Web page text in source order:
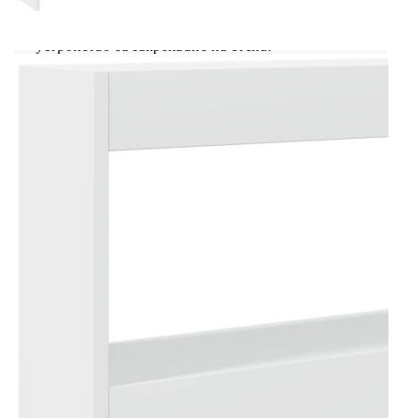
предотвратите преобръщане, този продукт
Цвят: Бял
захранване не е включен в комплекта. По-
високото напрежение може да доведе до
повреда на устройството и потенциален риск от